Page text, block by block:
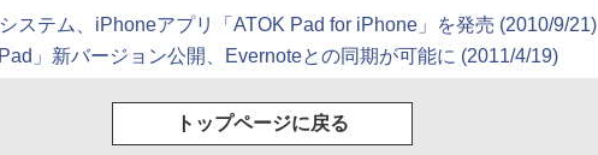
ステム、iPhoneアプリ「ATOK Pad for iPhone」を発売 (2010/9/21)
Pad」新バージョン公開、Evernoteとの同期が可能に (2011/4/19)
トップページに戻る